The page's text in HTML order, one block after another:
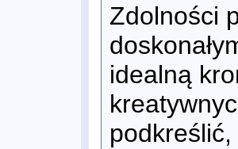
Zdolności
idealną